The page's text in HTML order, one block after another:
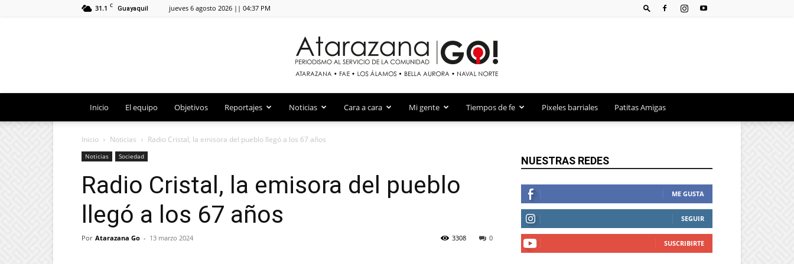
31.1 C Guayaquil jueves 6 agosto 2026 || 04:37 PM
Atarazana Go!
Inicio El equipo Objetivos Reportajes Noticias Cara a cara Mi gente Tiempos de fe Pixeles barriales Patitas Amigas
Inicio Noticias Radio Cristal, la emisora del pueblo llegó a los 67 años
Noticias Sociedad
Radio Cristal, la emisora del pueblo
llegó a los 67 años
Por Atarazana Go - 13 marzo 2024 0
3308
NUESTRAS REDES
ME GUSTA
SEGUIR
SUSCRIBIRTE